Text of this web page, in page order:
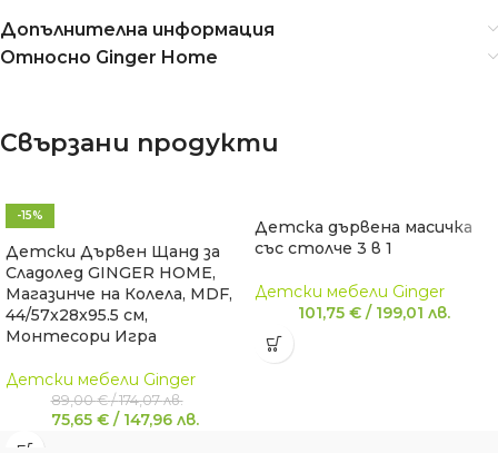
Допълнителна информация
Относно Ginger Home
Свързани продукти
-15%
Детски Дървен Щанд за
Сладолед GINGER HOME,
Магазинче на Колела, MDF,
44/57x28x95.5 см,
Монтесори Игра
Детски мебели Ginger
89,00€ /174,07лв.
75,65 € / 147,96 лв.
Детска дървена масичка
със столче 3 в 1
Детски мебели Ginger
101,75 € / 199,01 лв.